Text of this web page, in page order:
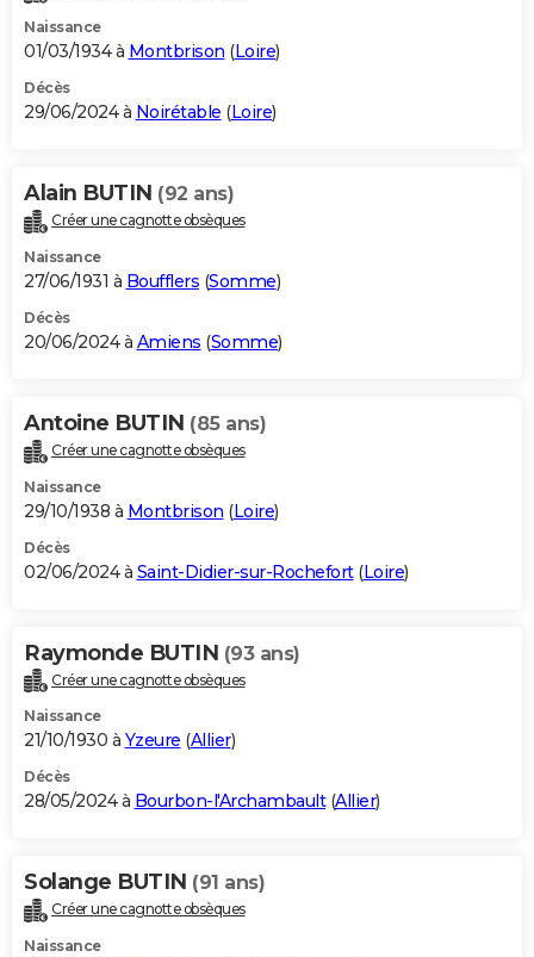
Naissance
01/03/1934 à Montbrison (Loire)
Décès
29/06/2024 à Noirétable (Loire)
Alain BUTIN (92 ans)
Créer une cagnotte obsèques
Naissance
27/06/1931 à Boufflers (Somme)
Décès
20/06/2024 à Amiens (Somme)
Antoine BUTIN (85 ans)
Créer une cagnotte obsèques
Naissance
29/10/1938 à Montbrison (Loire)
Décès
02/06/2024 à Saint-Didier-sur-Rochefort(Loire)
Raymonde BUTIN (93 ans)
Créer une cagnotte obsèques
Naissance
21/10/1930 à Yzeure (Allier)
Décès
28/05/2024 à Bourbon-l'Archambault(Allier)
Solange BUTIN (91 ans)
Créer une cagnotte obsèques
Naissance